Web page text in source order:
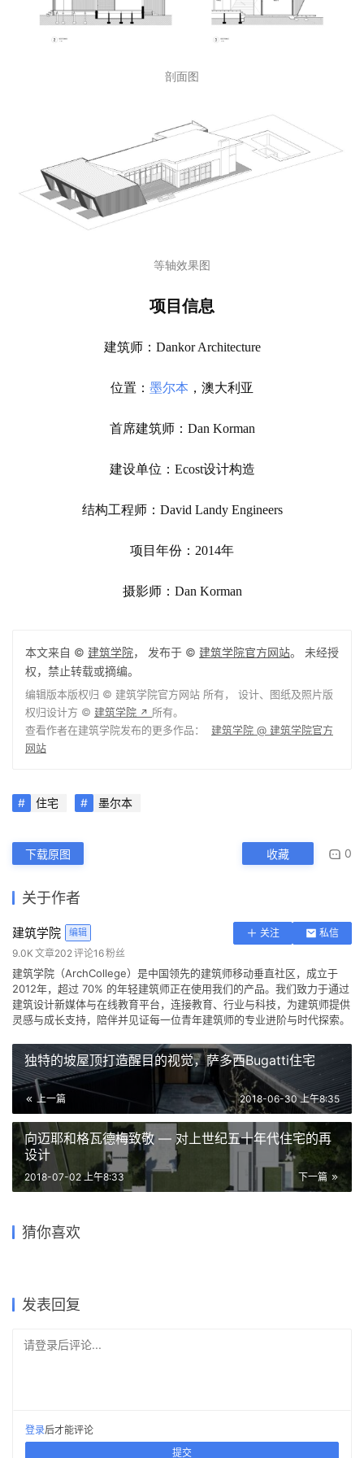
剖面图
等轴效果图
项目信息
建筑师：Dankor Architecture
位置： 墨尔本 ，澳大利亚
首席建筑师：Dan Korman
建设单位：Ecost设计构造
结构工程师：David Landy Engineers
项目年份：2014年
摄影师：Dan Korman
本文来自 © 建筑学院， 发布于 © 建筑学院官方网站。 未经授
权，禁止转载或摘编。
编辑版本版权归 © 建筑学院官方网站 所有， 设计、图纸及照片版
权归设计方 © 建筑学院 ↗ 所有。
查看作者在建筑学院发布的更多作品： 建筑学院 @ 建筑学院官方
网站
住宅 墨尔本
下载原图 收藏 0
关于作者
建筑学院 编辑 关注
私信
9.0K 文章202评论16粉丝
建筑学院（ArchCollege）是中国领先的建筑师移动垂直社区，成立于
2012年，超过 70% 的年轻建筑师正在使用我们的产品。我们致力于通过
建筑设计新媒体与在线教育平台，连接教育、行业与科技，为建筑师提供
灵感与成长支持，陪伴并见证每一位青年建筑师的专业进阶与时代探索。
独特的坡屋顶打造醒目的视觉，萨多西Bugatti住宅
上一篇 2018-06-30 上午8:35
向迈耶和格瓦德梅致敬 — 对上世纪五十年代住宅的再
设计
下一篇
2018-07-02 上午8:33
猜你喜欢
品
融入场地景观，与地形环环相
发表回复
请登录后评论...
登录后才能评论
提交